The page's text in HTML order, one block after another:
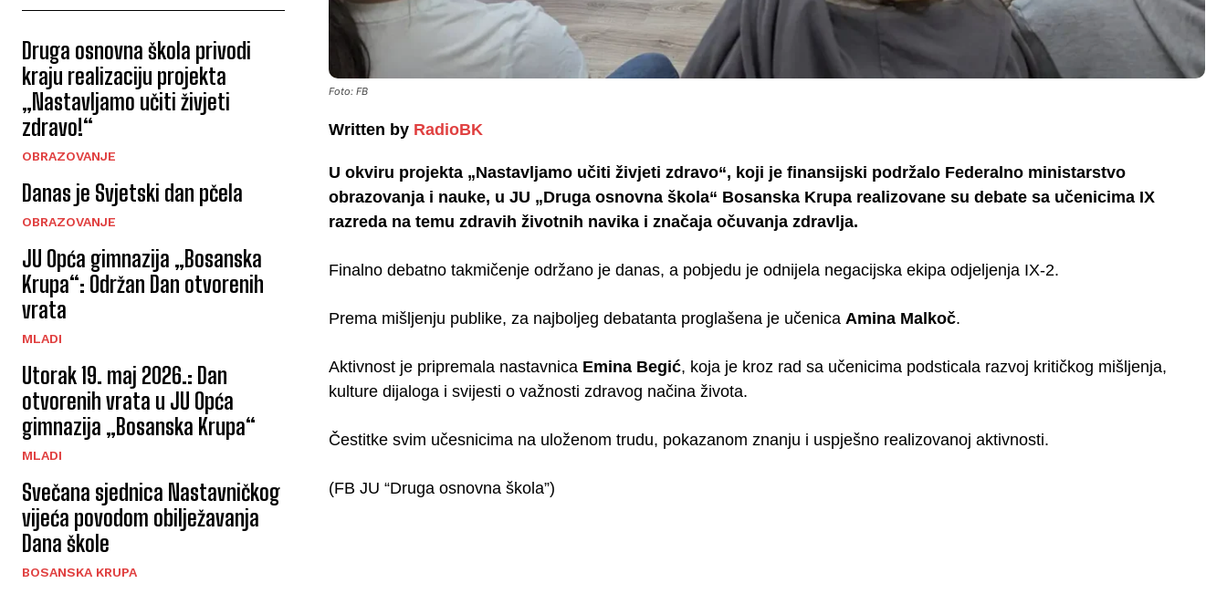
Druga osnovna škola privodi
kraju realizaciju projekta
„Nastavljamo učiti živjeti
zdravo!“
OBRAZOVANJE
Danas je Svjetski dan pčela
OBRAZOVANJE
JU Opća gimnazija „Bosanska
Krupa“: Održan Dan otvorenih
vrata
MLADI
Utorak 19. maj 2026.: Dan
otvorenih vrata u JU Opća
gimnazija „Bosanska Krupa“
MLADI
Svečana sjednica Nastavničkog
vijeća povodom obilježavanja
Dana škole
BOSANSKA KRUPA
Foto: FB
Written by RadioBK
U okviru projekta „Nastavljamo učiti živjeti zdravo“, koji je finansijski podržalo Federalno ministarstvo
obrazovanja i nauke, u JU „Druga osnovna škola“ Bosanska Krupa realizovane su debate sa učenicima IX
razreda na temu zdravih životnih navika i značaja očuvanja zdravlja.
Finalno debatno takmičenje održano je danas, a pobjedu je odnijela negacijska ekipa odjeljenja IX-2.
Prema mišljenju publike, za najboljeg debatanta proglašena je učenica Amina Malkoč.
Aktivnost je pripremala nastavnica Emina Begić, koja je kroz rad sa učenicima podsticala razvoj kritičkog mišljenja,
kulture dijaloga i svijesti o važnosti zdravog načina života.
Čestitke svim učesnicima na uloženom trudu, pokazanom znanju i uspješno realizovanoj aktivnosti.
(FB JU “Druga osnovna škola”)